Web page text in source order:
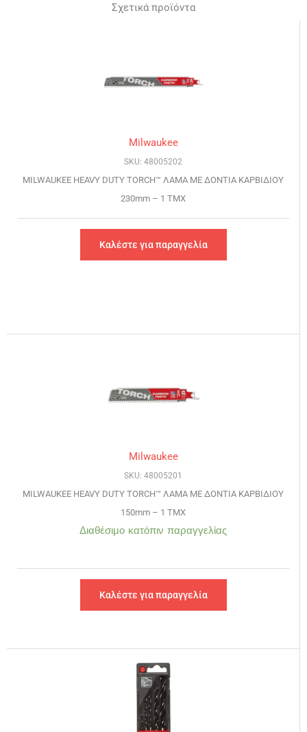
Σχετικά προϊόντα
Milwaukee
SKU: 48005202
MILWAUKEE HEAVY DUTY TORCH™ ΛΑΜΑ ΜΕ ΔΟΝΤΙΑ ΚΑΡΒΙΔΙΟΥ
230mm – 1 TMX
Καλέστε για παραγγελία
Milwaukee
SKU: 48005201
MILWAUKEE HEAVY DUTY TORCH™ ΛΑΜΑ ΜΕ ΔΟΝΤΙΑ ΚΑΡΒΙΔΙΟΥ
150mm – 1 TMX
Διαθέσιμο κατόπιν παραγγελίας
Καλέστε για παραγγελία